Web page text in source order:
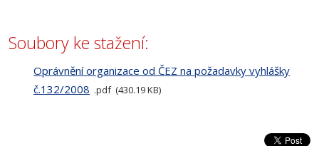
Soubory ke stažení:
Oprávnění organizace od ČEZ na požadavky vyhlášky
č.132/2008 pdf 430.19 KB